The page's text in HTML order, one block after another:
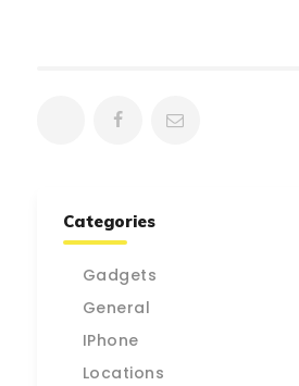
Categories
Gadgets
General
IPhone
Locations